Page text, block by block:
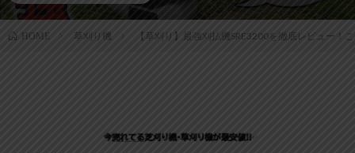
HOME 草刈り機 【草刈り】最強刈払機SRE3200を徹底レビュー